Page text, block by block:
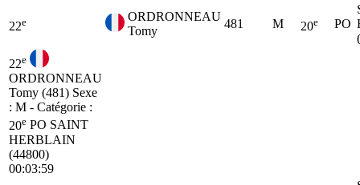
22e
ORDRONNEAU
Tomy
481 M 20e PO
22e
ORDRONNEAU
Tomy (481) Sexe
: M - Catégorie :
20e PO SAINT
HERBLAIN
(44800)
00:03:59